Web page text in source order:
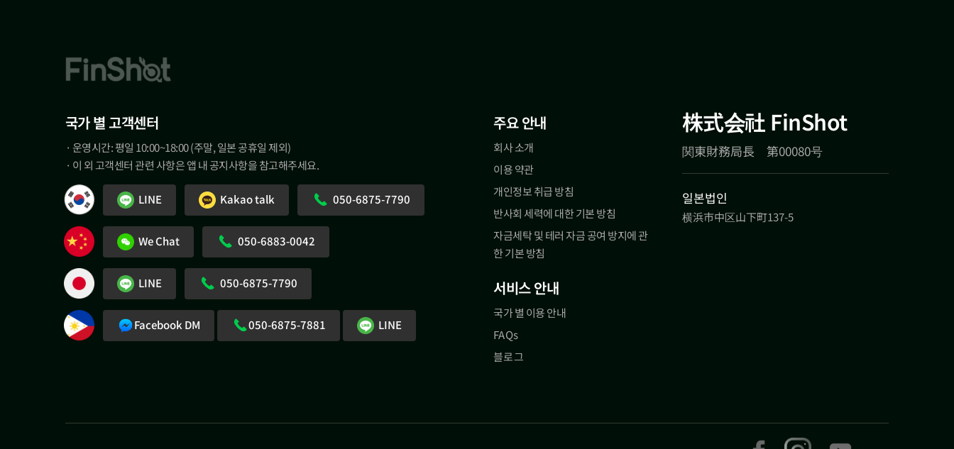
국가 별 고객센터
· 운영시간: 평일 10:00~18:00 (주말, 일본 공휴일 제외)
· 이 외 고객센터 관련 사항은 앱 내 공지사항을 참고해주세요.
LINE Kakao talk 050-6875-7790
We Chat 050-6883-0042
LINE 050-6875-7790
Facebook DM 050-6875-7881 LINE
주요 안내
회사 소개
이용 약관
개인정보 취급 방침
반사회 세력에 대한 기본 방침
자금세탁 및 테러 자금 공여 방지에 관
한 기본 방침
서비스 안내
국가 별 이용 안내
FAQs
블로그
株式会社 FinShot
関東財務局長 第00080号
일본법인
横浜市中区山下町137-5